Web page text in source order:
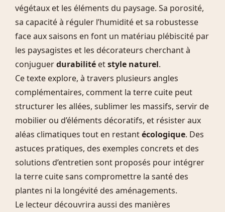
végétaux et les éléments du paysage. Sa porosité,
sa capacité à réguler l’humidité et sa robustesse
face aux saisons en font un matériau plébiscité par
les paysagistes et les décorateurs cherchant à
conjuguerdurabilité etstyle naturel.
Ce texte explore, à travers plusieurs angles
complémentaires, comment la terre cuite peut
structurer les allées, sublimer les massifs, servir de
mobilier ou d’éléments décoratifs, et résister aux
aléas climatiques tout en restantécologique. Des
astuces pratiques, des exemples concrets et des
solutions d’entretien sont proposés pour intégrer
la terre cuite sans compromettre la santé des
plantes ni la longévité des aménagements.
Le lecteur découvrira aussi des manières